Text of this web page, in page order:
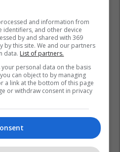
and information from
identifiers, and other device
by and shared with 369
by this site. We and our partners
data. List of partners.
personal data on the basis
can object to by managing
a link at the bottom of this page
or withdraw consent in privacy